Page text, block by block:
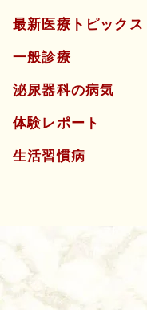
最新医療トピックス
一般診療
泌尿器科の病気
体験レポート
生活習慣病